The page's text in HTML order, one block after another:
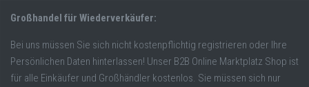
Großhandel für Wiederverkäufer:
Bei uns müssen Sie sich nicht kostenpflichtig registrieren oder Ihre
Persönlichen Daten hinterlassen! Unser B2B Online Marktplatz Shop ist
für alle Einkäufer und Großhändler kostenlos. Sie müssen sich nur